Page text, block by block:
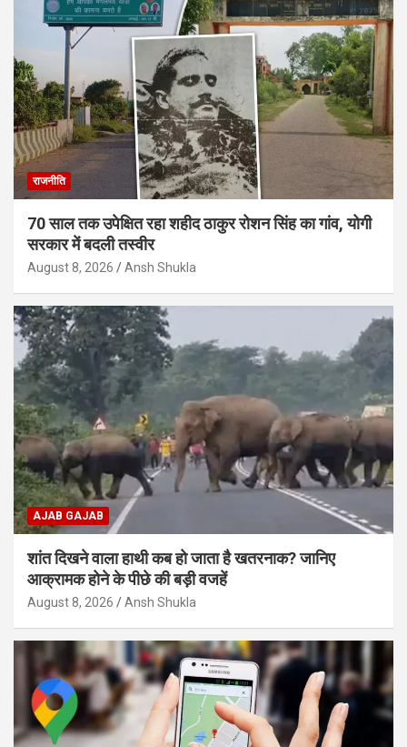
राजनीति
70 साल तक उपेक्षित रहा शहीद ठाकुर रोशन सिंह का गांव, योगी
सरकार में बदली तस्वीर
August 8, 2026 Ansh Shukla
AJAB GAJAB
शांत दिखने वाला हाथी कब हो जाता है खतरनाक? जानिए
आक्रामक होने के पीछे की बड़ी वजहें
August 8, 2026 Ansh Shukla